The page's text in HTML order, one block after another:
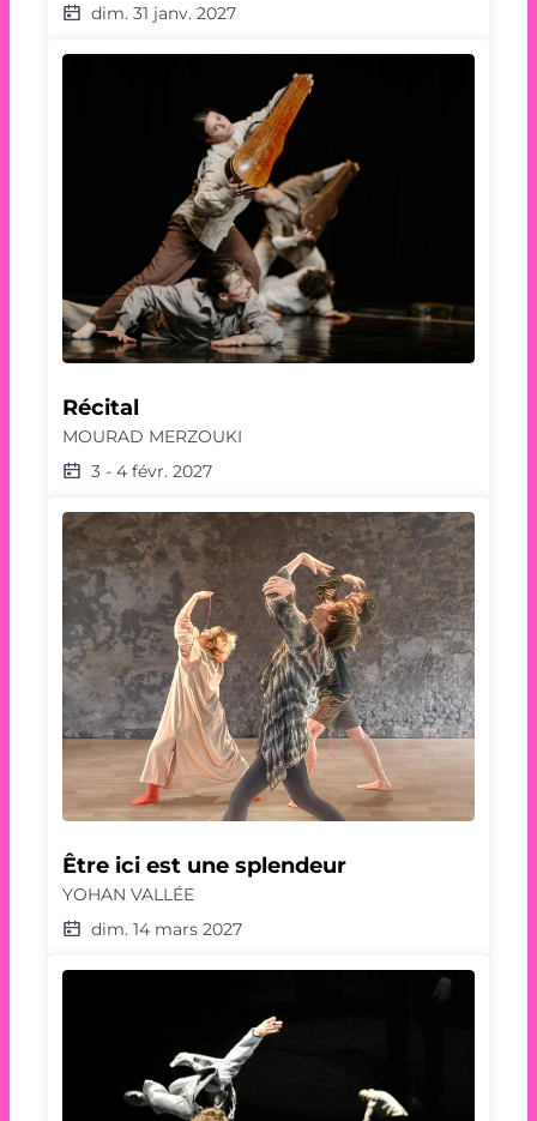
dim. 31 janv. 2027
Récital
MOURAD MERZOUKI
3 - 4 févr. 2027
Être ici est une splendeur
YOHAN VALLÉE
dim. 14 mars 2027